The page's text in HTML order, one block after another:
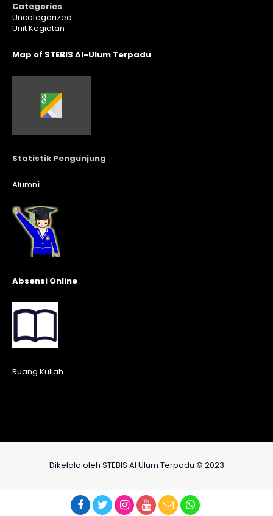
Categories
Uncategorized
Unit Kegiatan
Map of STEBIS Al-Ulum Terpadu
Statistik Pengunjung
Alumni
Absensi Online
Ruang Kuliah
Dikelola oleh STEBIS Al Ulum Terpadu © 2023